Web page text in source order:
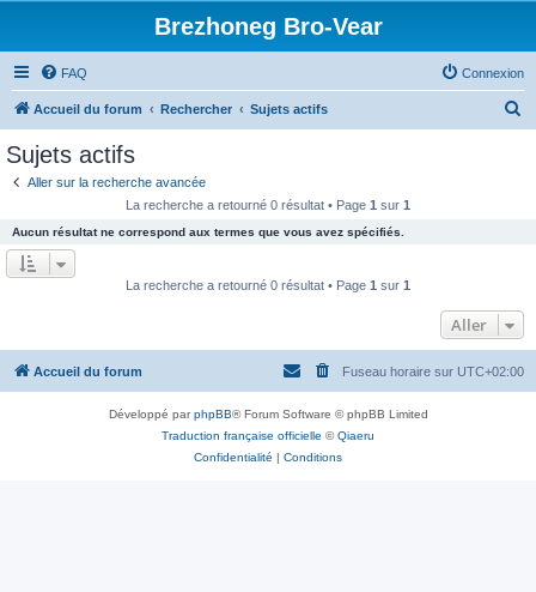
Brezhoneg Bro-Vear
FAQ Connexion
Accueil du forum Rechercher Sujets actifs
e
r
Sujets actifs
Aller sur la recherche avancée
La recherche a retourné 0 résultat • Page 1 sur 1
Aucun résultat ne correspond aux termes que vous avez spécifiés.
La recherche a retourné 0 résultat • Page 1 sur 1
Aller
Accueil du forum Fuseau horaire sur UTC+02:00
Développé parphpBB® Forum Software © phpBB Limited
Traduction française officielle ©Qiaeru
Confidentialité | Conditions